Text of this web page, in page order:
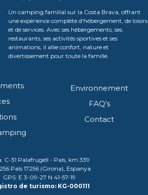
Un camping familial sur la Costa Brava, offrant
une expérience complète d'hébergement, de loisirs
et de services. Avec ses hébergements, ses
restaurants, ses activités sportives et ses
animations, il allie confort, nature et
divertissement pour toute la famille.
Environnement
FAQ’s
Contact
C-31 Palafrugell - Pals, km.339
Pals 17256 (Girona), Espanya
GPS: E 3-09-27 N 41-57-19
de turismo: KG-000111